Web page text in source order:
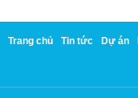
Trang chủ Tin tức Dự án